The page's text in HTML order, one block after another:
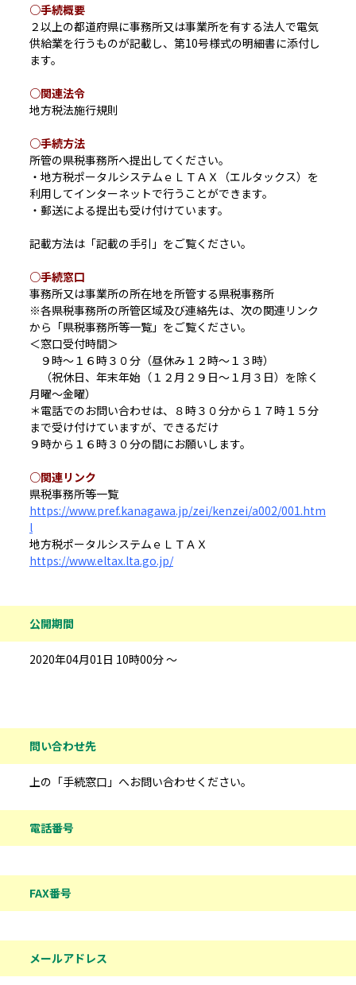
○手続概要
２以上の都道府県に事務所又は事業所を有する法人で電気
供給業を行うものが記載し、第10号様式の明細書に添付し
ます。
○関連法令
地方税法施行規則
○手続方法
所管の県税事務所へ提出してください。
・地方税ポータルシステムｅＬＴＡＸ（エルタックス）を
利用してインターネットで行うことができます。
・郵送による提出も受け付けています。
記載方法は「記載の手引」をご覧ください。
○手続窓口
事務所又は事業所の所在地を所管する県税事務所
※各県税事務所の所管区域及び連絡先は、次の関連リンク
から「県税事務所等一覧」をご覧ください。
＜窓口受付時間＞
９時～１６時３０分（昼休み１２時～１３時）
（祝休日、年末年始（１２月２９日～１月３日）を除く
月曜～金曜）
＊電話でのお問い合わせは、８時３０分から１７時１５分
まで受け付けていますが、できるだけ
９時から１６時３０分の間にお願いします。
○関連リンク
県税事務所等一覧
https://www.pref.kanagawa.jp/zei/kenzei/a002/001.htm
l
地方税ポータルシステムｅＬＴＡＸ
https://www.eltax.lta.go.jp/
公開期間
2020年04月01日 10時00分 ～
問い合わせ先
上の「手続窓口」へお問い合わせください。
電話番号
FAX番号
メールアドレス